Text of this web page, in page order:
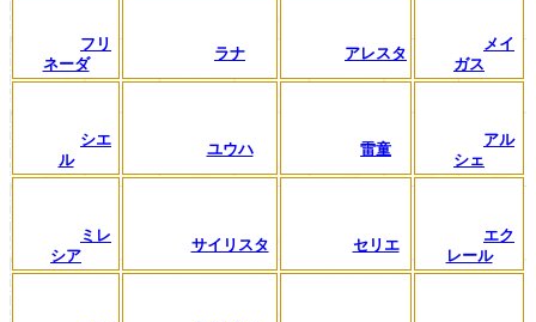
フリ
ネーダ
ラナ アレスタ
メイ
ガス
シエ
ル
ユウハ 雷童
アル
シェ
ミレ
シア
サイリスタ セリエ
エク
レール